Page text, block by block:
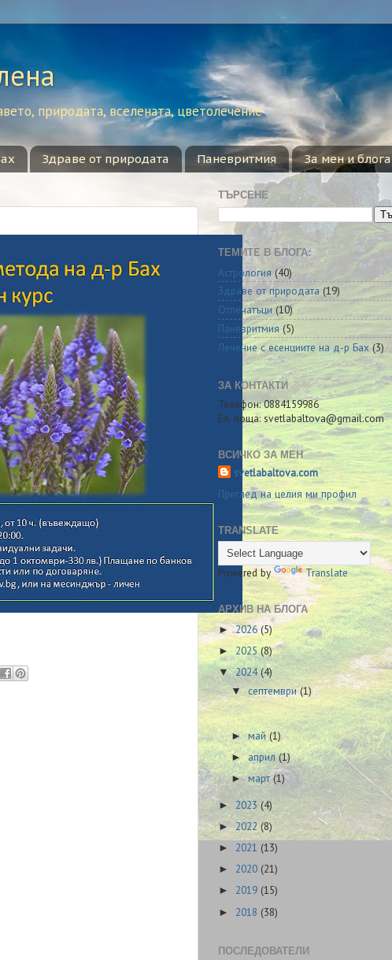
природата, вселената, цветолечение
Здраве от природата Паневритмия За мен и блога
ТЪРСЕНЕ
ТЕМИТЕ В БЛОГА:
Астрология (40)
Здраве от природата (19)
Отпечатъци (10)
Паневритмия (5)
Лечение с есенциите на д-р Бах (3)
ЗА КОНТАКТИ
Телефон: 0884159986
Ел. поща: svetlabaltova@gmail.com
ВСИЧКО ЗА МЕН
svetlabaltova.com
Преглед на целия ми профил
TRANSLATE
Powered by Translate
АРХИВ НА БЛОГА
►2026(5)
► 2025(8)
▼2024(4)
▼септември(1)
►май(1)
►април(1)
►март(1)
► 2023(4)
►2022(8)
► 2021 (13)
► 2020 (21)
► 2019 (15)
► 2018 (38)
ПОСЛЕДОВАТЕЛИ